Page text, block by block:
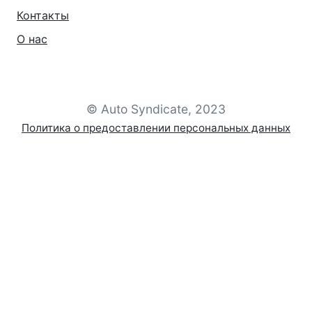
Контакты
О нас
© Auto Syndicate, 2023
Политика о предоставлении персональных данных